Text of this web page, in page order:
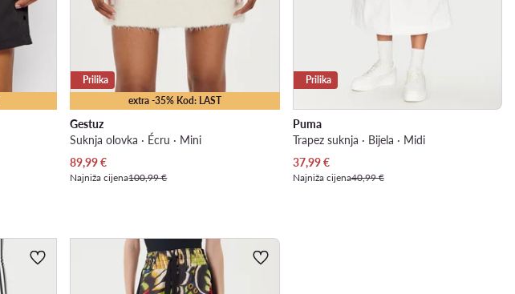
extra -35% Kod: LAST
Prilika
Gestuz
Suknja olovka · Écru · Mini
Trenutna cijena
89,99€
Najniža cijena100,99 €
Prilika
Puma
Trapez suknja · Bijela · Midi
Trenutna cijena
37,99€
Najniža cijena40,99 €